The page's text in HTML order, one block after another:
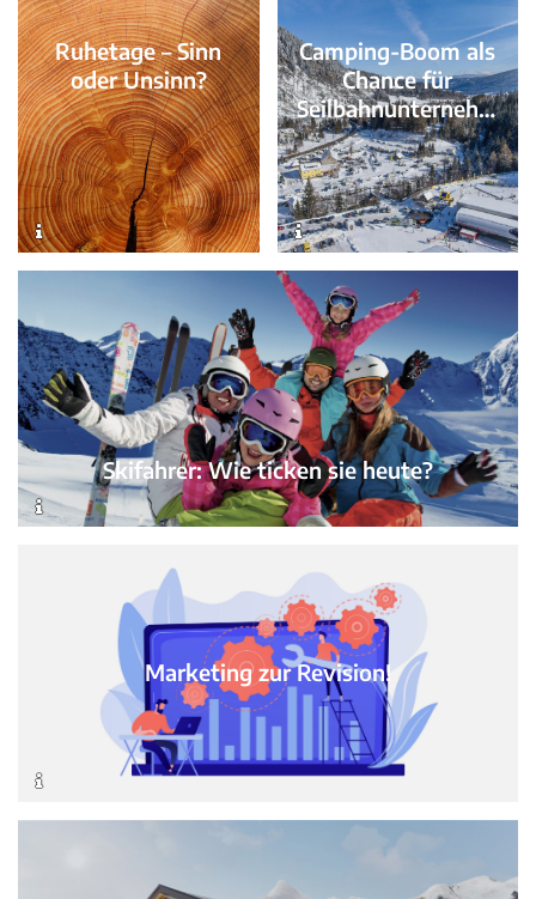
Ruhetage – Sinn
oder Unsinn?
Skifahrer: Wie ticken sie heute?
Marketing zur Revision!
Camping-Boom als
Chance für
Seilbahnunternehm
en